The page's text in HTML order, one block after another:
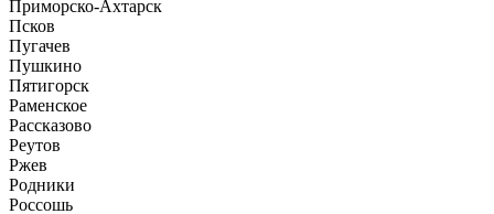
Приморско-Ахтарск
Псков
Пугачев
Пушкино
Пятигорск
Раменское
Рассказово
Реутов
Ржев
Родники
Россошь